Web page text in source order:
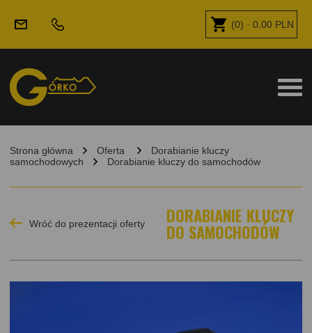
(0) · 0,00 PLN
Strona główna Oferta
Dorabianie kluczy
samochodowych
Dorabianie kluczy do samochodów
Wróć do prezentacji oferty DORABIANIE KLUCZY
DO SAMOCHODÓW